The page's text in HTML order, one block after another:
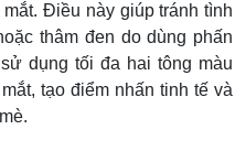
Điều này giúp tránh tình
thâm đen do dùng phấn
dụng tối đa hai tông màu
tạo điểm nhấn tinh tế và